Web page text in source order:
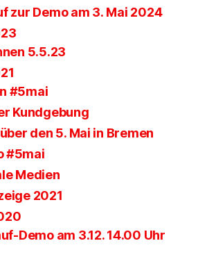
zur Demo am 3. Mai 2024
5.5.23
#5mai
Kundgebung
den 5. Mai in Bremen
#5mai
Medien
2021
Demo am 3.12. 14.00 Uhr